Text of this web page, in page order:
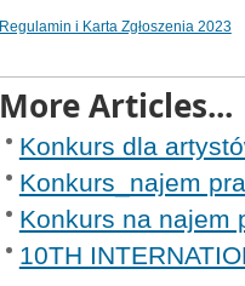
Regulamin i Karta Zgłoszenia 2023
More Articles...
Konkurs dla
Konkurs_najem
Konkurs na najem
10TH